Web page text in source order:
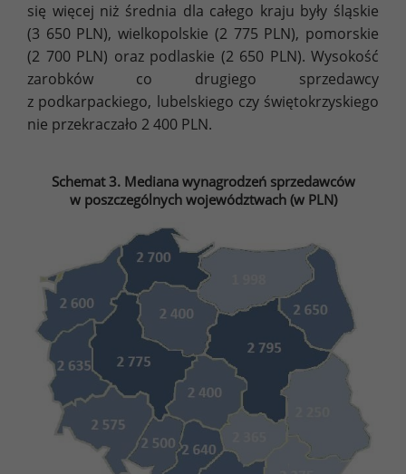
się więcej niż średnia dla całego kraju były śląskie
(3 650 PLN), wielkopolskie (2 775 PLN), pomorskie
(2 700 PLN) oraz podlaskie (2 650 PLN). Wysokość
zarobków co drugiego sprzedawcy
z podkarpackiego, lubelskiego czy świętokrzyskiego
nie przekraczało 2 400 PLN.
Schemat 3. Mediana wynagrodzeń sprzedawców
w poszczególnych województwach (w PLN)